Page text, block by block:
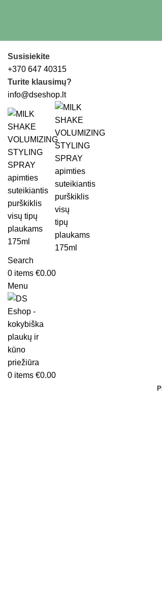
Susisiekite
+370 647 40315
Turite klausimų?
info@dseshop.lt
Search
0 items €0.00
Menu
0 items €0.00